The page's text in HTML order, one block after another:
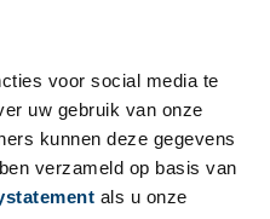
voor social media te
uw gebruik van onze
kunnen deze gegevens
verzameld op basis van
als u onze